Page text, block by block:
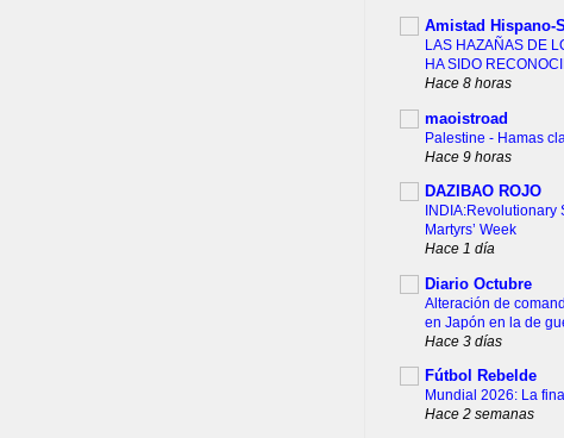
Amistad Hispano-
LAS HAZAÑAS DE
HA SIDO
Hace 8 horas
maoistroad
Palestine - Hamas
Hace 9 horas
DAZIBAO ROJO
INDIA:Revolutionary
Martyrs’ Week
Hace 1 día
Diario Octubre
Alteración de
en Japón en la de
Hace 3 días
Fútbol Rebelde
Mundial 2026: La
Hace 2 semanas